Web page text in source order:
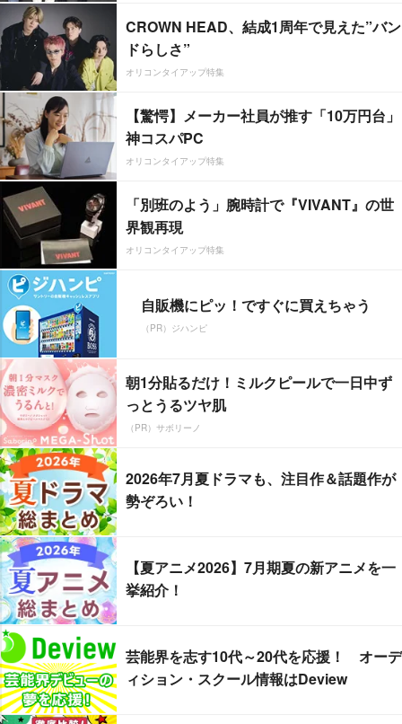
CROWN HEAD、結成1周年で見えた”バン
ドらしさ”
オリコンタイアップ特集
【驚愕】メーカー社員が推す「10万円台」
神コスパPC
オリコンタイアップ特集
「別班のよう」腕時計で『VIVANT』の世
界観再現
オリコンタイアップ特集
自販機にピッ！ですぐに買えちゃう
（PR）ジハンピ
朝1分貼るだけ！ミルクピールで一日中ず
っとうるツヤ肌
（PR）サボリーノ
2026年7月夏ドラマも、注目作＆話題作が
勢ぞろい！
【夏アニメ2026】7月期夏の新アニメを一
挙紹介！
芸能界を志す10代～20代を応援！ オーデ
ィション・スクール情報はDeview